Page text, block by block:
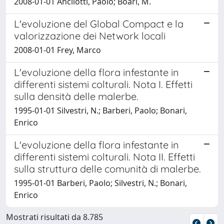
L'evoluzione del Global Compact e la
valorizzazione dei Network locali
2008-01-01 Frey, Marco
L'evoluzione della flora infestante in
differenti sistemi colturali. Nota I. Effetti
sulla densità delle malerbe.
1995-01-01 Silvestri, N.; Barberi, Paolo; Bonari,
Enrico
L'evoluzione della flora infestante in
differenti sistemi colturali. Nota II. Effetti
sulla struttura delle comunità di malerbe.
1995-01-01 Barberi, Paolo; Silvestri, N.; Bonari,
Enrico
Mostrati risultati da 8.785